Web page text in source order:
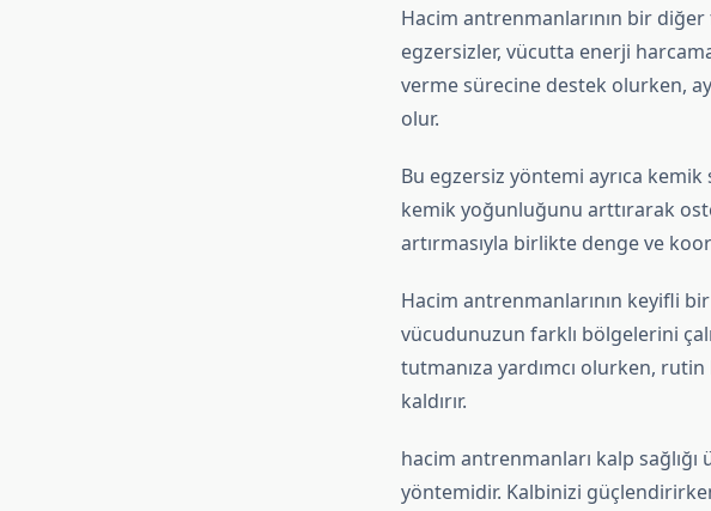
Hacim antrenmanlarının bir diğer
egzersizler, vücutta enerji
verme sürecine destek olurken,
olur.
Bu egzersiz yöntemi ayrıca kemik
kemik yoğunluğunu arttırarak
artırmasıyla birlikte denge ve
Hacim antrenmanlarının keyifli
vücudunuzun farklı bölgelerini
tutmanıza yardımcı olurken, rutin
kaldırır.
hacim antrenmanları kalp
yöntemidir. Kalbinizi